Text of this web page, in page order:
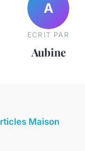
A
ECRIT PAR
Aubine
Maison